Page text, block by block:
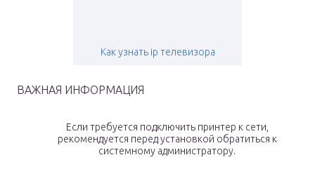
Как узнать ip телевизора
ВАЖНАЯ ИНФОРМАЦИЯ
Если требуется подключить принтер к сети,
рекомендуется перед установкой обратиться к
системному администратору.